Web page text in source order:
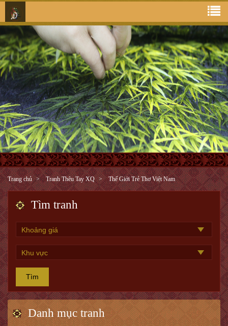
Trang chủ Tranh Thêu Tay XQ Thế Giới Trẻ Thơ Việt Nam
Tìm tranh
Tìm
Danh mục tranh